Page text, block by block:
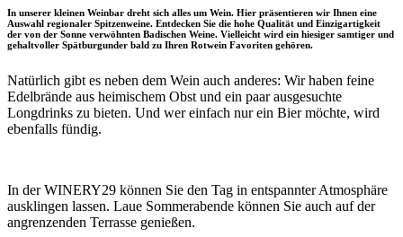
In unserer kleinen Weinbar dreht sich alles um Wein. Hier präsentieren wir Ihnen eine
Auswahl regionaler Spitzenweine. Entdecken Sie die hohe Qualität und Einzigartigkeit
der von der Sonne verwöhnten Badischen Weine. Vielleicht wird ein hiesiger samtiger und
gehaltvoller Spätburgunder bald zu Ihren Rotwein Favoriten gehören.
Natürlich gibt es neben dem Wein auch anderes: Wir haben feine
Edelbrände aus heimischem Obst und ein paar ausgesuchte
Longdrinks zu bieten. Und wer einfach nur ein Bier möchte, wird
ebenfalls fündig.
In der WINERY29 können Sie den Tag in entspannter Atmosphäre
ausklingen lassen. Laue Sommerabende können Sie auch auf der
angrenzenden Terrasse genießen.